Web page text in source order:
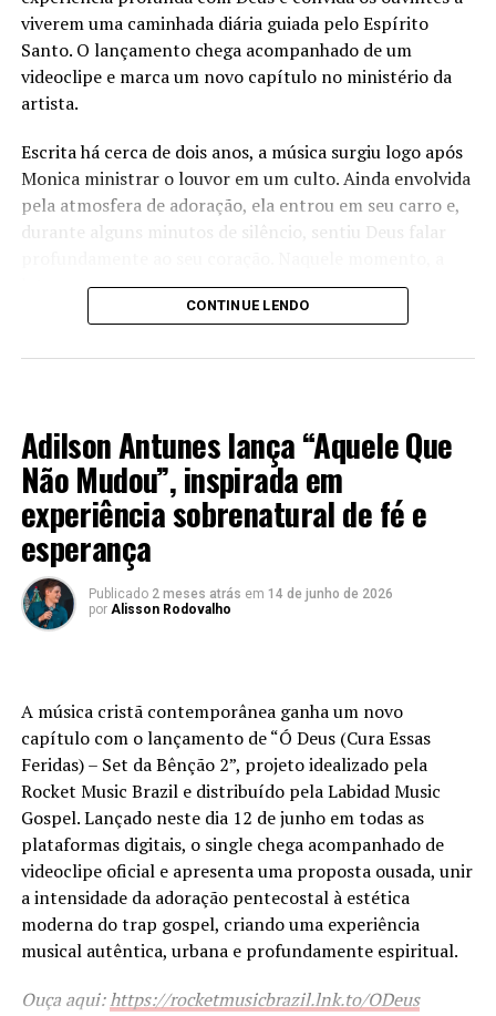
viverem uma caminhada diária guiada pelo Espírito
Santo. O lançamento chega acompanhado de um
videoclipe e marca um novo capítulo no ministério da
artista.
Escrita há cerca de dois anos, a música surgiu logo após
Monica ministrar o louvor em um culto. Ainda envolvida
pela atmosfera de adoração, ela entrou em seu carro e,
durante alguns minutos de silêncio, sentiu Deus falar
letra começou a nascer espontaneamente.
entendi que o único lugar onde eu realmente queria
estava colocando no meu coração. Enquanto gravava, fui
tomada pela presença do Espírito Santo. Foi um
momento que nunca vou esquecer”, relembra a cantora.
Na mesma ocasião, Monica acredita ter recebido de Deus
a confirmação de que aquela canção seria gravada no
tempo certo. Dois anos depois, o lançamento
representa, para ela, o cumprimento dessa promessa e a
Mais do que um lançamento musical, “No Centro da Tua
Vontade” é um testemunho pessoal transformado em
canção. A artista explica que escolheu essa composição
por representar fielmente sua caminhada com Deus e
por acreditar que sua mensagem alcançará pessoas que
também buscam compreender e viver a vontade de DEle.
PUBLICIDADE
CONTINUE LENDO
Adilson Antunes lança “Aquele Que
Não Mudou”, inspirada em
experiência sobrenatural de fé e
esperança
Publicado 2 meses atrás em 14 de junho de 2026
por Alisson Rodovalho
A música cristã contemporânea ganha um novo
capítulo com o lançamento de “Ó Deus (Cura Essas
Feridas) – Set da Bênção 2”, projeto idealizado pela
Rocket Music Brazil e distribuído pela Labidad Music
Gospel. Lançado neste dia 12 de junho em todas as
plataformas digitais, o single chega acompanhado de
videoclipe oficial e apresenta uma proposta ousada, unir
a intensidade da adoração pentecostal à estética
moderna do trap gospel, criando uma experiência
musical autêntica, urbana e profundamente espiritual.
Ouça aqui:https://rocketmusicbrazil.lnk.to/ODeus